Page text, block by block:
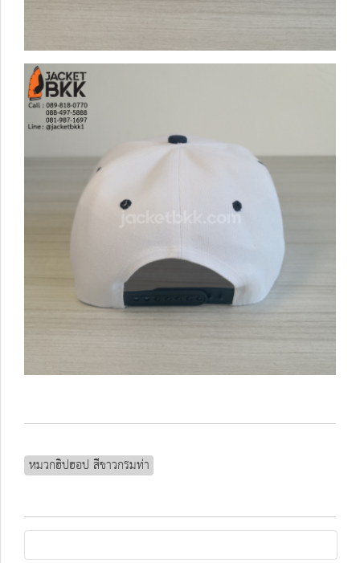
หมวกฮิปฮอป สีขาวกรมท่า